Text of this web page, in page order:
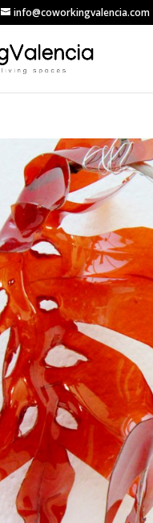
info@coworkingvalencia.com